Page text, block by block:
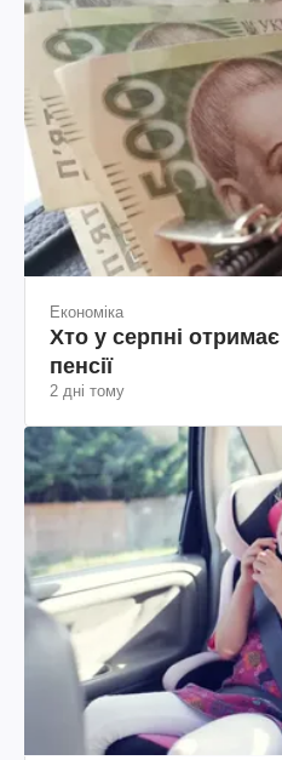
Економіка
Хто у серпні
пенсії
2 дні тому